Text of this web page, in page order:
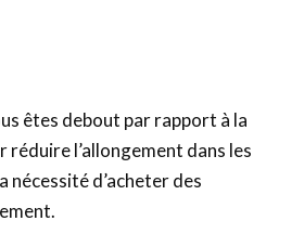
êtes debout par rapport à la
réduire l’allongement dans les
nécessité d’acheter des